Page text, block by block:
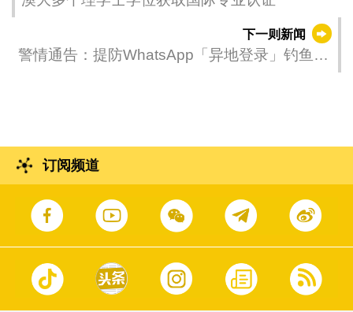
下一则新闻
警情通告：提防WhatsApp「异地登录」钓鱼短
订阅频道